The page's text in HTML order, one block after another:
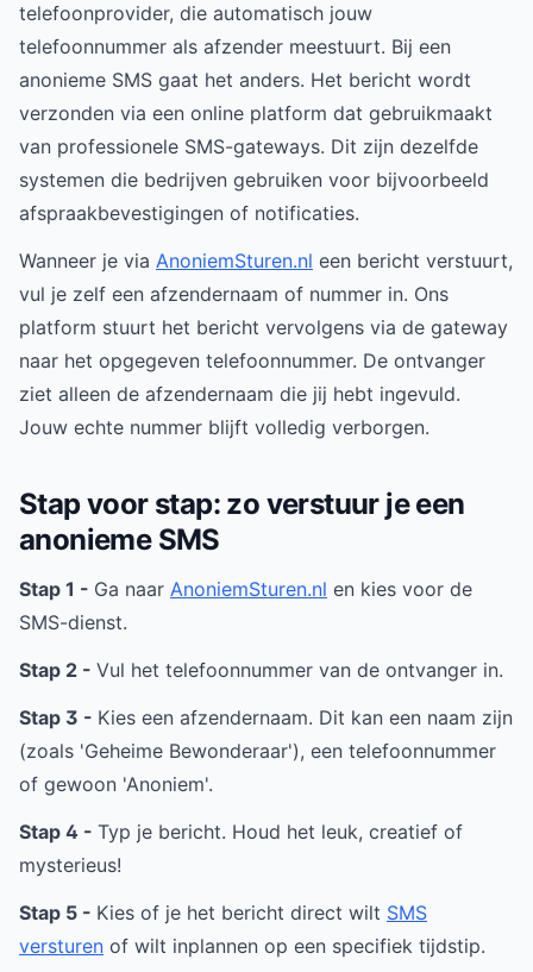
telefoonprovider, die automatisch jouw
telefoonnummer als afzender meestuurt. Bij een
anonieme SMS gaat het anders. Het bericht wordt
verzonden via een online platform dat gebruikmaakt
van professionele SMS-gateways. Dit zijn dezelfde
systemen die bedrijven gebruiken voor bijvoorbeeld
afspraakbevestigingen of notificaties.
Wanneer je via AnoniemSturen.nl een bericht verstuurt,
vul je zelf een afzendernaam of nummer in. Ons
platform stuurt het bericht vervolgens via de gateway
naar het opgegeven telefoonnummer. De ontvanger
ziet alleen de afzendernaam die jij hebt ingevuld.
Jouw echte nummer blijft volledig verborgen.
Stap voor stap: zo verstuur je een
anonieme SMS
Stap 1 - Ga naar AnoniemSturen.nl en kies voor de
SMS-dienst.
Stap 2 - Vul het telefoonnummer van de ontvanger in.
Stap 3 - Kies een afzendernaam. Dit kan een naam zijn
(zoals 'Geheime Bewonderaar'), een telefoonnummer
of gewoon 'Anoniem'.
Stap 4 - Typ je bericht. Houd het leuk, creatief of
mysterieus!
Stap 5 - Kies of je het bericht direct wilt SMS
versturen of wilt inplannen op een specifiek tijdstip.